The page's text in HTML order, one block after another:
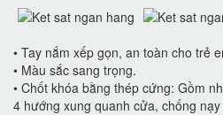
• Tay nắm xếp gọn, an toàn cho trẻ
• Màu sắc sang trọng.
• Chốt khóa bằng thép cứng: Gồm
4 hướng xung quanh cửa, chống